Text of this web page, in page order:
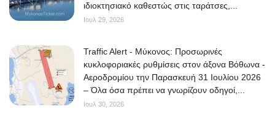
ιδιοκτησιακό καθεστώς στις ταράτσες,...
Ιουλ 29, 2026
Traffic Alert - Μύκονος: Προσωρινές
κυκλοφοριακές ρυθμίσεις στον άξονα Βόθωνα -
Αεροδρομίου την Παρασκευή 31 Ιουλίου 2026
– Όλα όσα πρέπει να γνωρίζουν οδηγοί,...
Ιουλ 30, 2026